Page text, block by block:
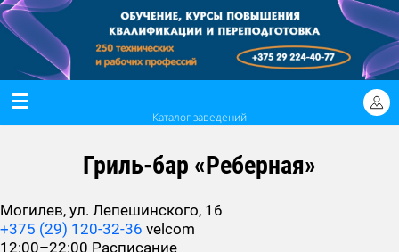
Каталог заведений
Гриль-бар «Реберная»
Могилев, ул. Лепешинского, 16
+375 (29) 120-32-36 velcom
12:00–22:00 Расписание